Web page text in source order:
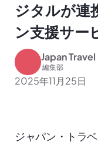
ジタルが連
ン支援サー
Japan Travel
編集部
2025年11月25日
ジャパン・トラ